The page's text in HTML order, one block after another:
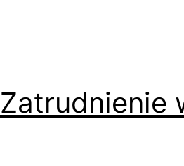
Zatrudnienie